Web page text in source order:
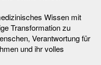
Wissen mit
Transformation zu
Verantwortung für
und ihr volles